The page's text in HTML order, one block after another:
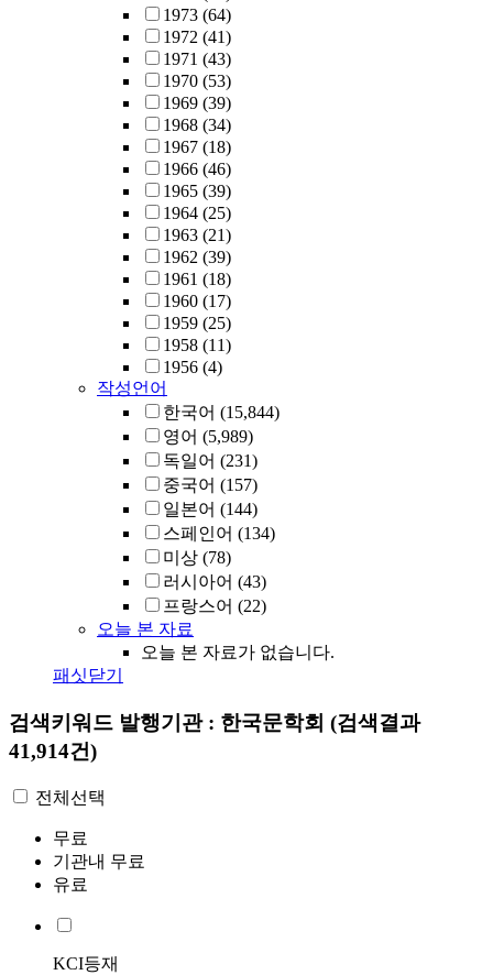
1973 (64)
1972 (41)
1971 (43)
1970 (53)
1969 (39)
1968 (34)
1967 (18)
1966 (46)
1965 (39)
1964 (25)
1963 (21)
1962 (39)
1961 (18)
1960 (17)
1959 (25)
1958 (11)
1956 (4)
작성언어
한국어 (15,844)
영어 (5,989)
독일어 (231)
중국어 (157)
일본어 (144)
스페인어 (134)
미상 (78)
러시아어 (43)
프랑스어 (22)
오늘 본 자료
오늘 본 자료가 없습니다.
패싯닫기
검색키워드 발행기관 : 한국문학회 (검색결과
41,914건)
전체선택
무료
기관내 무료
유료
KCI등재